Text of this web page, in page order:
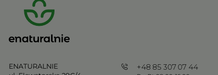
ENATURALNIE
+48 85 307 07 44